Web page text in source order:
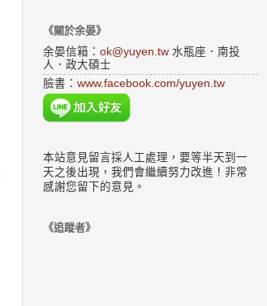
《關於余晏》
余晏信箱： ok@yuyen.tw 水瓶座．南投
人．政大碩士
臉書： www.facebook.com/yuyen.tw
本站意見留言採人工處理，要等半天到一
天之後出現，我們會繼續努力改進！非常
感謝您留下的意見。
《追蹤者》